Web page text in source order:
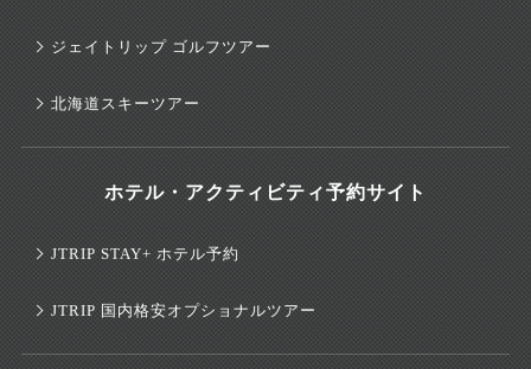
ジェイトリップ ゴルフツアー
北海道スキーツアー
ホテル・アクティビティ予約サイト
JTRIP STAY+ ホテル予約
JTRIP 国内格安オプショナルツアー